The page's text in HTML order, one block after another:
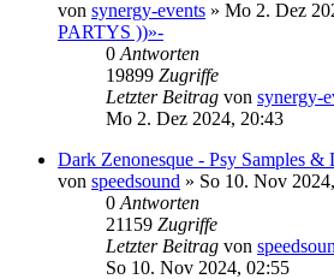
von synergy-events » Mo 2. Dez
PARTYS ))»-
0 Antworten
19899 Zugriffe
Letzter Beitrag von synergy-
Mo 2. Dez 2024, 20:43
Dark Zenonesque - Psy Samples &
von speedsound » So 10. Nov
0 Antworten
21159 Zugriffe
Letzter Beitrag von
So 10. Nov 2024, 02:55